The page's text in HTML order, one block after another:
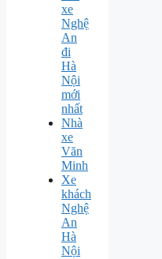
xe
Nghệ
An
đi
Hà
Nội
mới
nhất
Nhà
xe
Văn
Minh
Xe
khách
Nghệ
An
Hà
Nội